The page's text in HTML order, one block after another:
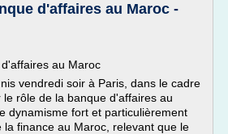
d'affaires au Maroc -
au Maroc
vendredi soir à Paris, dans le cadre
rôle de la banque d'affaires au
dynamisme fort et particulièrement
la finance au Maroc, relevant que le